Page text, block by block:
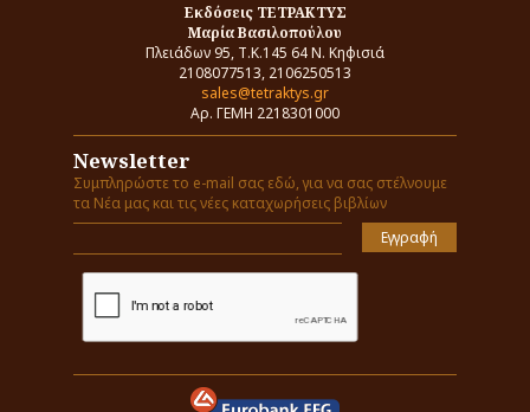
Εκδόσεις ΤΕΤΡΑΚΤΥΣ
Μαρία Βασιλοπούλου
Πλειάδων 95, Τ.Κ.145 64 Ν. Κηφισιά
2108077513, 2106250513
sales@tetraktys.gr
Αρ. ΓΕΜΗ 2218301000
Newsletter
Συμπληρώστε το e-mail σας εδώ, για να σας στέλνουμε
τα Νέα μας και τις νέες καταχωρήσεις βιβλίων